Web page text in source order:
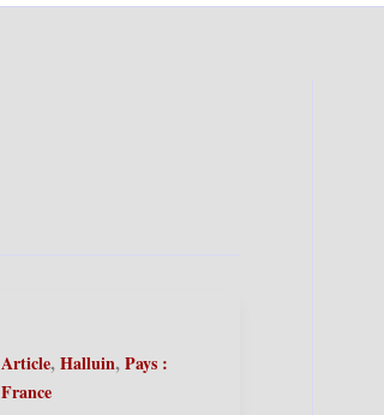
Article,Halluin,Pays :
France